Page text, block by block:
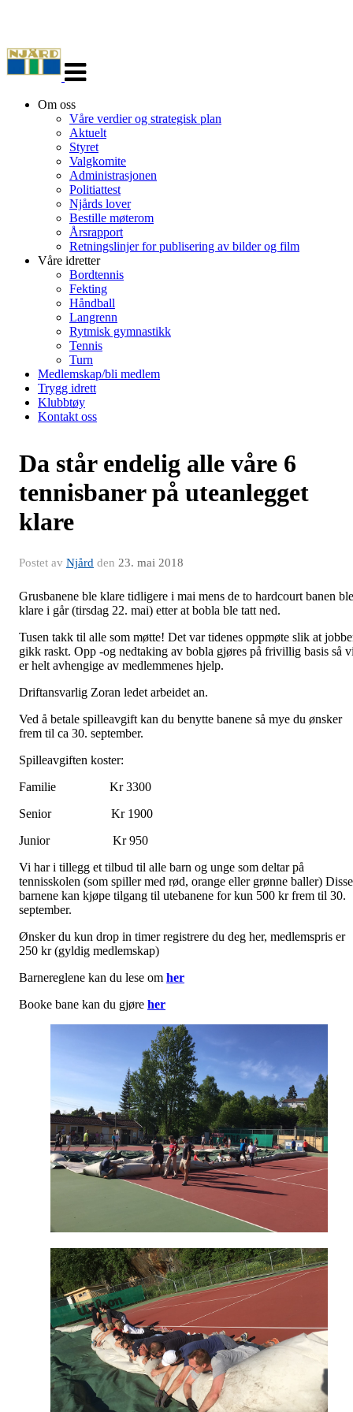
navigasjon
Om oss
Våre verdier og strategisk plan
Aktuelt
Styret
Valgkomite
Administrasjonen
Politiattest
Njårds lover
Bestille møterom
Årsrapport
Retningslinjer for publisering av bilder og film
Våre idretter
Bordtennis
Fekting
Håndball
Langrenn
Rytmisk gymnastikk
Tennis
Turn
Medlemskap/bli medlem
Trygg idrett
Klubbtøy
Kontakt oss
Da står endelig alle våre 6
tennisbaner på uteanlegget
klare
Postet av Njård den 23. mai 2018
Grusbanene ble klare tidligere i mai mens de to hardcourt banen ble
klare i går (tirsdag 22. mai) etter at bobla ble tatt ned.
Tusen takk til alle som møtte! Det var tidenes oppmøte slik at
gikk raskt. Opp -og nedtaking av bobla gjøres på frivillig basis så
er helt avhengige av medlemmenes hjelp.
Driftansvarlig Zoran ledet arbeidet an.
Ved å betale spilleavgift kan du benytte banene så mye du ønsker
frem til ca 30. september.
Spilleavgiften koster:
Familie Kr 3300
Senior Kr 1900
Junior Kr 950
Vi har i tillegg et tilbud til alle barn og unge som deltar på
tennisskolen (som spiller med rød, orange eller grønne baller) Disse
barnene kan kjøpe tilgang til utebanene for kun 500 kr frem til 30.
september.
Ønsker du kun drop in timer registrere du deg her, medlemspris er
250 kr (gyldig medlemskap)
Barnereglene kan du lese om her
Booke bane kan du gjøre her